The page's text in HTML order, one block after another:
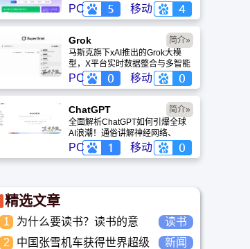
提供海量正版模板与素材。无论是
自媒体封面、企业海报还是PPT，
零基础用户也能轻松实现专业级创
作，让设计触手可及。
PC 移动
Grok
马斯克旗下xAI推出的Grok大模
型，X平台实时数据整合与多智能
体协作的核心优势。针对其中文能
力、隐私安全及幻觉问题等高频疑
问进行客观解答，提供AI选型参
考。
PC 移动
简介»
ChatGPT‌
全面解析ChatGPT如何引爆全球
AI浪潮！通俗讲解神经网络、
Transformer与RLHF核心技术，
带您轻松看懂大语言模型如何重塑
PC 移动
简介»
精选文章
1
为什么要读书？读书的意
义？怎么教育孩子读书？
读书
2
中国张雪机车获得世界超级
新闻